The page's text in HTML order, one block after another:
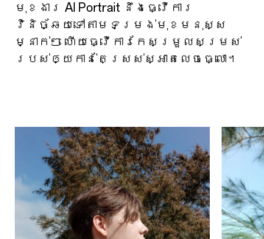
មុខងារ AI Portrait នឹងធ្វើការ
វិនិច័្ឆយទៅតាមទម្រង់មុខមនុស្ស
ម្នាក់ៗ ហើយធ្វើការកែសម្រួលសម្រស់
របស់ឲ្យកាន់តែស្រស់ស្អាតលេចធ្លោ។